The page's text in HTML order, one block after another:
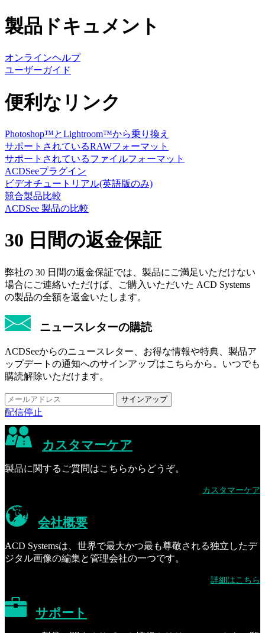
製品ドキュメント
オンラインヘルプ
ユーザーガイド
便利なリンク
Photoshop™とLightroom™から乗り換え
サポートされているRAWフォーマット
サポートされているファイルフォーマット
ACDSeeプラグイン
ビデオチュートリアル(英語版のみ)
競合製品比較
ACDSee 製品の比較
30 日間の返金保証
弊社の 30 日間の返金保証では、製品にご満足いただけない
場合にご連絡いただけば、ご購入いただいた ACD Systems
の製品の全額を返金いたします。
ニュースレターの購読
ACDSeeからのニュースレター、お得な情報や特典、製品ア
ップデートの通知へのサインアップはこちらから。いつでも
購読解除いただけます。
配信停止
カスタマーケア
製品に関するご質問はこちらからどうぞ。
カスタマーケア
会社概要
ACD Systemsは、世界で最大かつ最も尊敬される独立したデ
ジタル画像の編集と管理会社の一つです。
詳細はこちら
サポート